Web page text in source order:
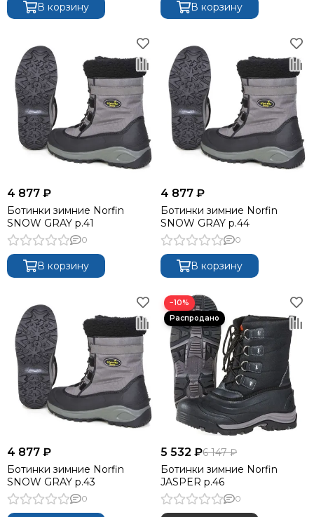
В корзину В корзину
4 877 ₽
Ботинки зимние Norfin
SNOW GRAY р.41
0
В корзину
4 877 ₽
Ботинки зимние Norfin
SNOW GRAY р.44
0
В корзину
4 877 ₽
Ботинки зимние Norfin
SNOW GRAY р.43
0
−10%
5 532 ₽6 147 ₽
Ботинки зимние Norfin
JASPER р.46
0